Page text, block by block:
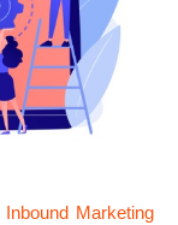
Inbound Marketing